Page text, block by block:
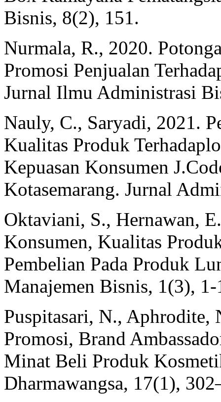
Bisnis, 8(2), 151.
Nurmala, R., 2020.
Promosi Penjualan
Jurnal Ilmu Administrasi
Nauly, C., Saryadi, 2021.
Kualitas Produk
Kepuasan Konsumen
Kotasemarang. Jurnal
Oktaviani, S., Hernawan,
Konsumen, Kualitas
Pembelian Pada Produk
Manajemen Bisnis, 1(3), 1-
Puspitasari, N., Aphrodite,
Promosi, Brand
Minat Beli Produk
Dharmawangsa, 17(1),